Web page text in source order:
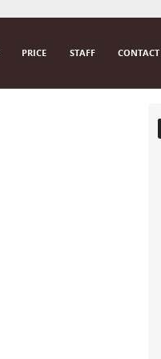
PRICE STAFF CONTACT